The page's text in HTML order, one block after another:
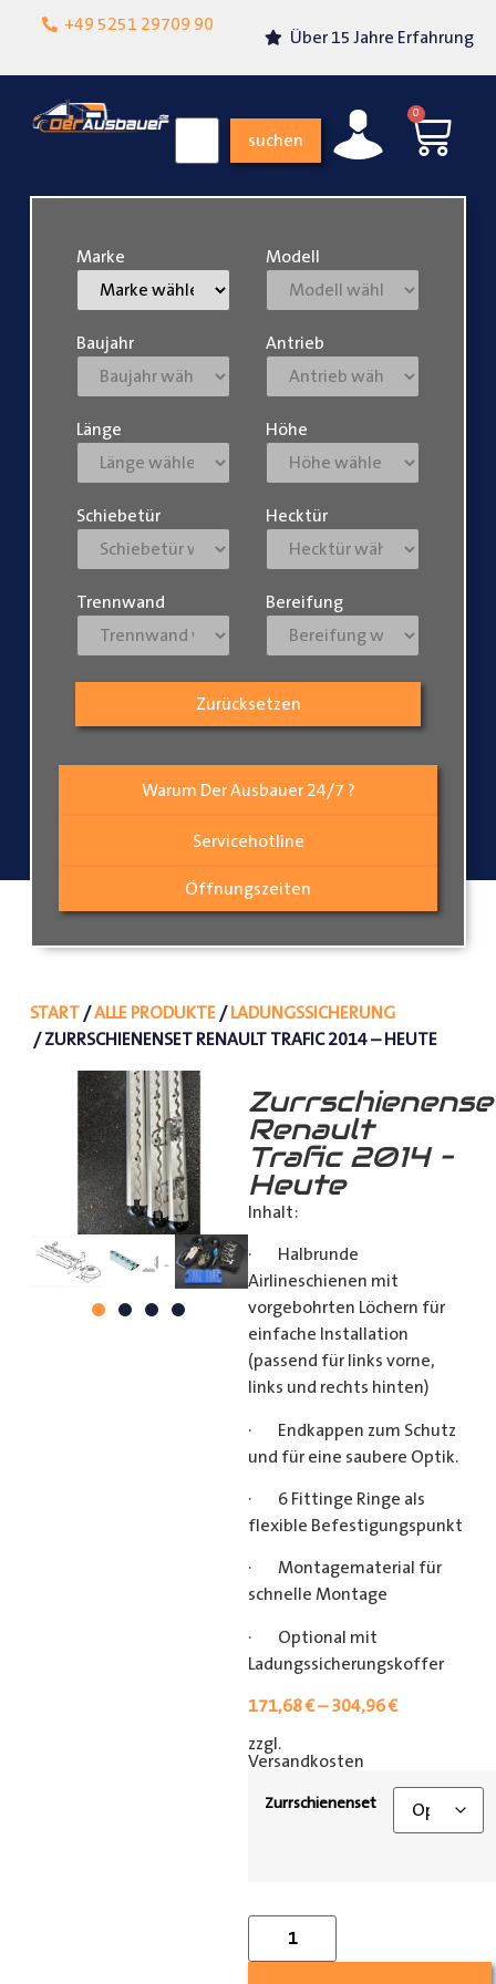
+49 5251 29709 90
Lokalgeschäft in
Über 15 Jahre Erfahrung
suchen
0
Warum Der Ausbauer 24/7 ?
Servicehotline
Öffnungszeiten
Marke Modell
Baujahr Antrieb
Länge Höhe
Schiebetür Hecktür
Trennwand Bereifung
Zurücksetzen
START/ALLE PRODUKTE/LADUNGSSICHERUNG
/ ZURRSCHIENENSET RENAULT TRAFIC 2014 – HEUTE
Renault
Trafic 2014 –
Heute
Inhalt:
· Halbrunde
Airlineschienen mit
vorgebohrten Löchern für
einfache Installation
(passend für links vorne,
links und rechts hinten)
· Endkappen zum Schutz
und für eine saubere Optik.
· 6 Fittinge Ringe als
flexible Befestigungspunkt
· Montagematerial für
schnelle Montage
· Optional mit
Ladungssicherungskoffer
171,68€–304,96€
zzgl.
Versandkosten
Zurrschienenset